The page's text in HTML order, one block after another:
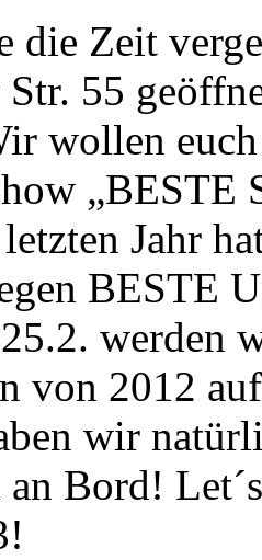
die Zeit
Str. 55
wollen
Jahr
BESTE
werden
von 2012
wir
Bord!